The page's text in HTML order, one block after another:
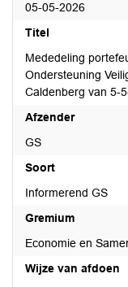
05-05-2026
Titel
Mededeling
Ondersteuning
Caldenberg van 5-
Afzender
GS
Soort
Informerend GS
Gremium
Economie en
Wijze van afdoen